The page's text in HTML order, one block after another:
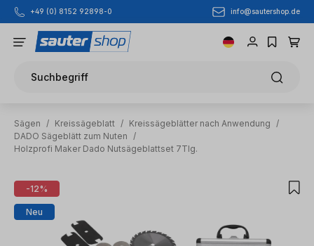
Zum Hauptinhalt springen
+49 (0) 8152 92898-0 info@sautershop.de
Suchbegriff
Sägen / Kreissägeblatt / Kreissägeblätter nach Anwendung
/
DADO Sägeblätt zum Nuten
/
Holzprofi Maker Dado Nutsägeblattset 7Tlg.
Bildergalerie überspringen
-12%
Neu